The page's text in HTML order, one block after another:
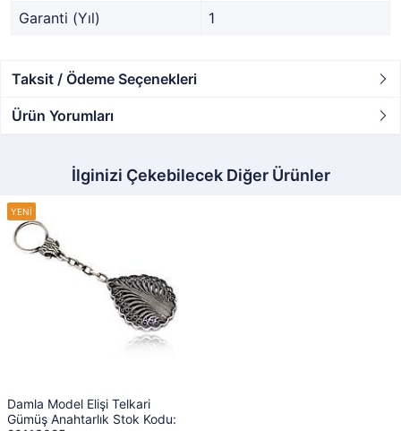
Garanti (Yıl)
1
Taksit / Ödeme Seçenekleri
Ürün Yorumları
İlginizi Çekebilecek Diğer Ürünler
Damla Model Elişi Telkari
Gümüş Anahtarlık Stok Kodu: